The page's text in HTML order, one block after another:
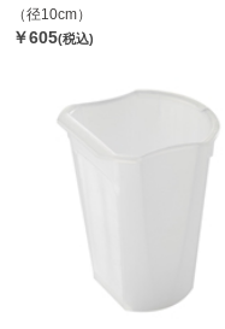
（径10cm）
￥605(税込)